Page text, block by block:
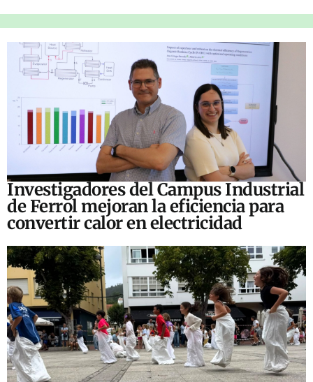
Investigadores del Campus Industrial
de Ferrol mejoran la eficiencia para
convertir calor en electricidad